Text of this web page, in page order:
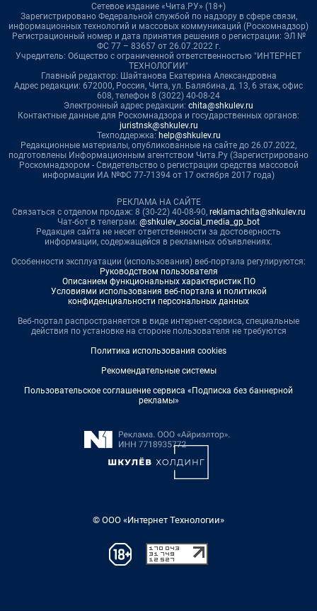
Сетевое издание «Чита.РУ» (18+)
Зарегистрировано Федеральной службой по надзору в сфере связи,
информационных технологий и массовых коммуникаций (Роскомнадзор)
Регистрационный номер и дата принятия решения о регистрации: ЭЛ №
ФС 77 – 83657 от 26.07.2022 г.
Учредитель: Общество с ограниченной ответственностью "ИНТЕРНЕТ
ТЕХНОЛОГИИ"
Главный редактор: Шайтанова Екатерина Александровна
Адрес редакции: 672000, Россия, Чита, ул. Балябина, д. 13, 6 этаж, офис
608, телефон 8 (3022) 40-08-24
Электронный адрес редакции: chita@shkulev.ru
Контактные данные для Роскомнадзора и государственных органов:
juristnsk@shkulev.ru
Техподдержка: help@shkulev.ru
Редакционные материалы, опубликованные на сайте до 26.07.2022,
подготовлены Информационным агентством Чита.Ру (Зарегистрировано
Роскомнадзором - Свидетельство о регистрации средства массовой
информации ИА №ФС 77-71394 от 17 октября 2017 года)
РЕКЛАМА НА САЙТЕ
Связаться с отделом продаж: 8 (30-22) 40-08-90, reklamachita@shkulev.ru
Чат-бот в телеграм: @shkulev_social_media_gp_bot
Редакция сайта не несет ответственности за достоверность
информации, содержащейся в рекламных объявлениях.
Особенности эксплуатации (использования) веб-портала регулируются:
Руководством пользователя
Описанием функциональных характеристик ПО
Условиями использования веб-портала и политикой
конфиденциальности персональных данных
Веб-портал распространяется в виде интернет-сервиса, специальные
действия по установке на стороне пользователя не требуются
Политика использования cookies
Рекомендательные системы
Пользовательское соглашение сервиса «Подписка без баннерной
рекламы»
© ООО «Интернет Технологии»